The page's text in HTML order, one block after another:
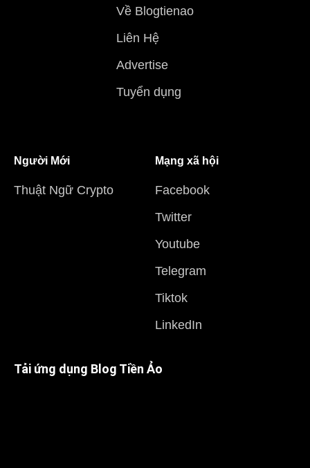
Về Blogtienao
Liên Hệ
Advertise
Tuyển dụng
Người Mới
Thuật Ngữ Crypto
Mạng xã hội
Facebook
Twitter
Youtube
Telegram
Tiktok
LinkedIn
Tải ứng dụng Blog Tiền Ảo